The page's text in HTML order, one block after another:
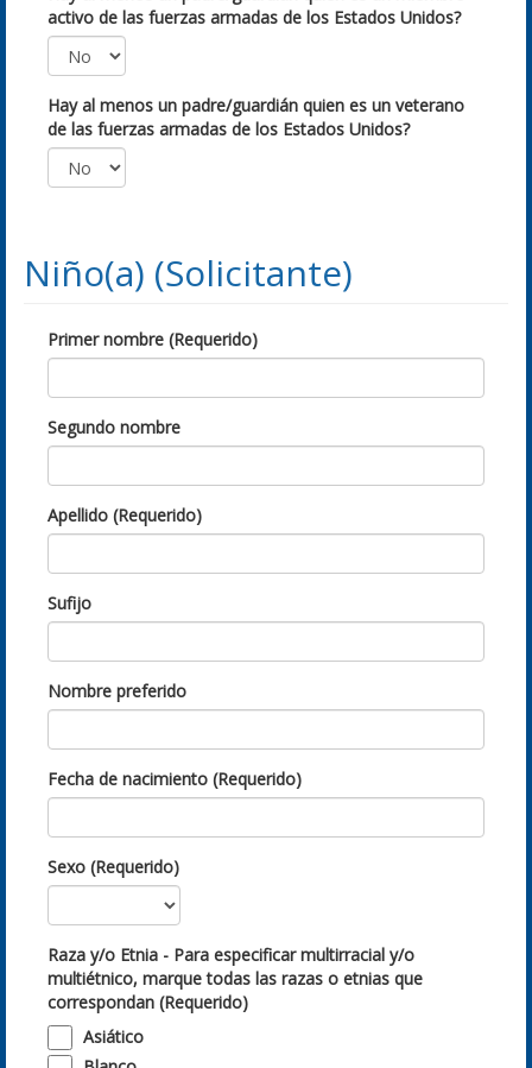
activo de las fuerzas armadas de los Estados Unidos?
Hay al menos un padre/guardián quien es un veterano
de las fuerzas armadas de los Estados Unidos?
Niño(a) (Solicitante)
Primer nombre (Requerido)
Segundo nombre
Apellido (Requerido)
Sufijo
Nombre preferido
Fecha de nacimiento (Requerido)
Sexo (Requerido)
Raza y/o Etnia - Para especificar multirracial y/o
multiétnico, marque todas las razas o etnias que
correspondan (Requerido)
Asiático